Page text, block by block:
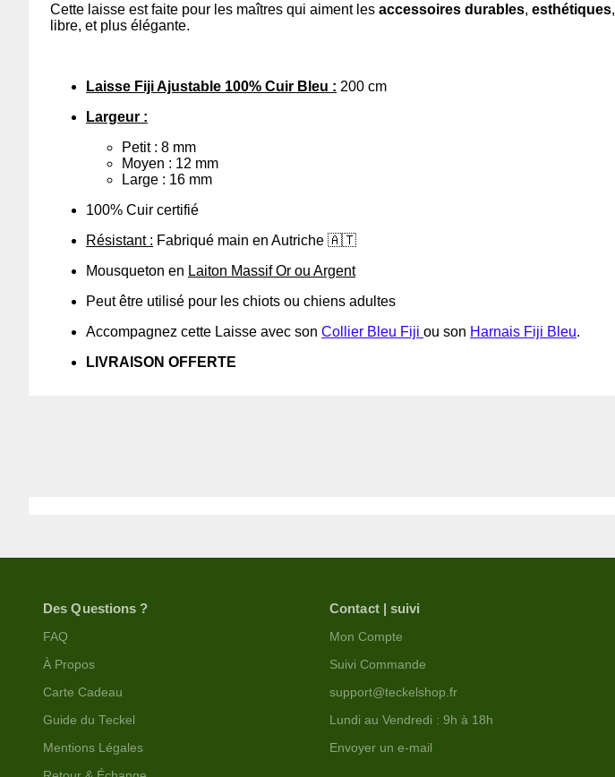
Cette laisse est faite pour les maîtres qui aiment les accessoires durables, esthétiques,
libre, et plus élégante.
Laisse Fiji Ajustable 100% Cuir Bleu : 200 cm
Largeur :
Petit : 8 mm
Moyen : 12 mm
Large : 16 mm
100% Cuir certifié
Résistant : Fabriqué main en Autriche 🇦🇹
Mousqueton en Laiton Massif Or ou Argent
Peut être utilisé pour les chiots ou chiens adultes
Accompagnez cette Laisse avec son Collier Bleu Fiji ou son Harnais Fiji Bleu.
LIVRAISON OFFERTE
Des Questions ?
FAQ
À Propos
Carte Cadeau
Guide du Teckel
Mentions Légales
Contact | suivi
Mon Compte
Suivi Commande
support@teckelshop.fr
Lundi au Vendredi : 9h à 18h
Envoyer un e-mail